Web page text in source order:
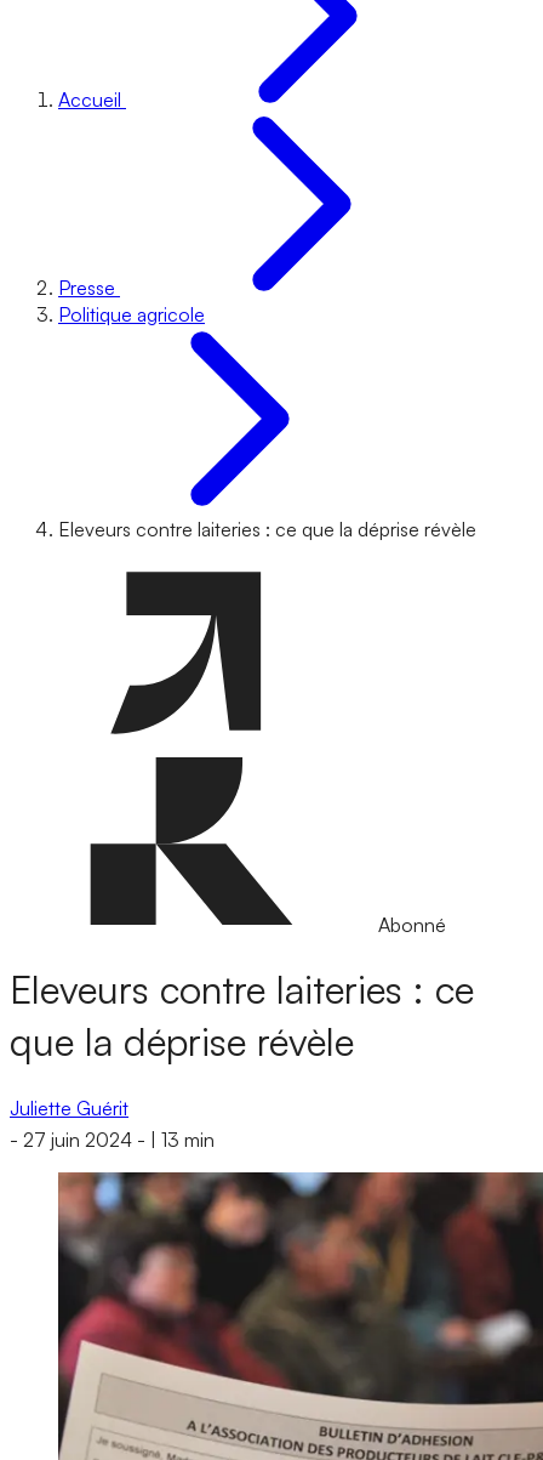
Accueil
Presse
Politique agricole
Eleveurs contre laiteries : ce que la déprise révèle
Abonné
Eleveurs contre laiteries : ce
que la déprise révèle
Juliette Guérit
- 27 juin 2024 - 13 min